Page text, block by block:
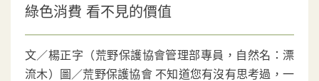
綠色消費 看不見的價值
文／楊正字（荒野保護協會管理部專員，自然名：漂
流木）圖／荒野保護協會 不知道您有沒有思考過，一